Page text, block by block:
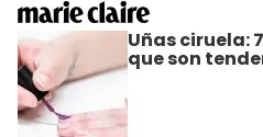
Uñas ciruela:
que son